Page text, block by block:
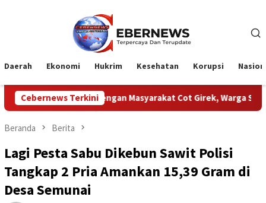
Daerah Ekonomi Hukrim Kesehatan Korupsi
Cebernews Terkini
Dengan Masyarakat Cot Girek, Warga Sampaikan Apresiasi
Beranda Berita
Lagi Pesta Sabu Dikebun Sawit Polisi
Tangkap 2 Pria Amankan 15,39 Gram di
Desa Semunai